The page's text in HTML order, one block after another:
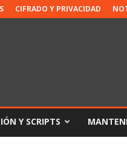
CIFRADO Y PRIVACIDAD
Y SCRIPTS